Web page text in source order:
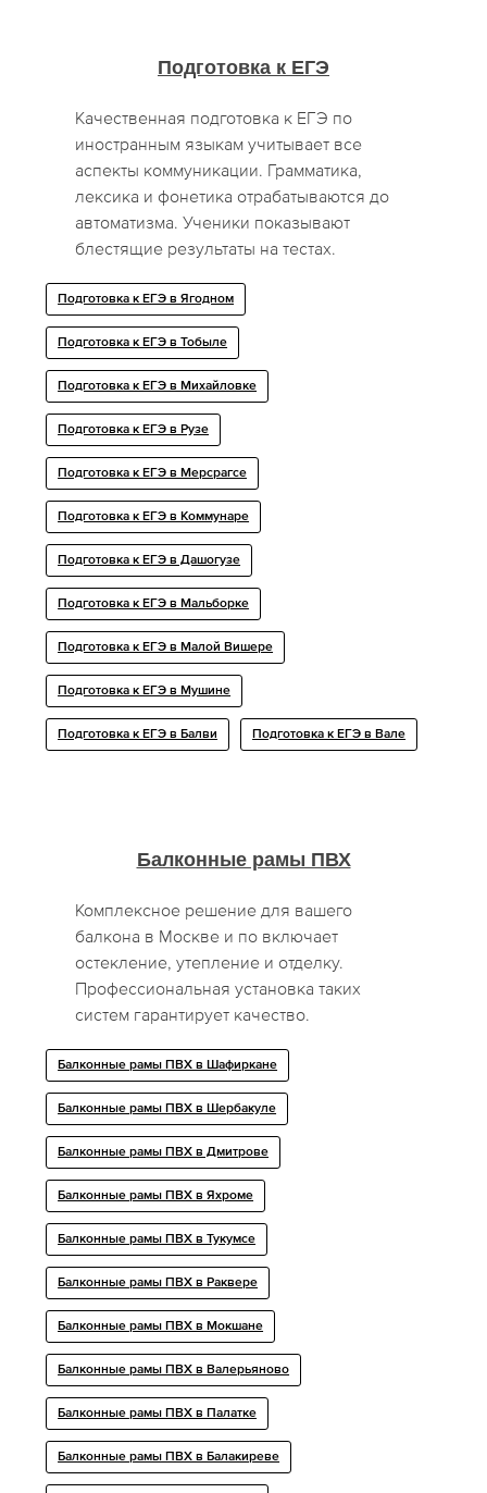
Подготовка к ЕГЭ
Качественная подготовка к ЕГЭ по
иностранным языкам учитывает все
аспекты коммуникации. Грамматика,
лексика и фонетика отрабатываются до
автоматизма. Ученики показывают
блестящие результаты на тестах.
Подготовка к ЕГЭ в Ягодном
Подготовка к ЕГЭ в Тобыле
Подготовка к ЕГЭ в Михайловке
Подготовка к ЕГЭ в Рузе
Подготовка к ЕГЭ в Мерсрагсе
Подготовка к ЕГЭ в Коммунаре
Подготовка к ЕГЭ в Дашогузе
Подготовка к ЕГЭ в Мальборке
Подготовка к ЕГЭ в Малой Вишере
Подготовка к ЕГЭ в Мушине
Подготовка к ЕГЭ в Балви Подготовка к ЕГЭ в Вале
Балконные рамы ПВХ
Комплексное решение для вашего
балкона в Москве и по включает
остекление, утепление и отделку.
Профессиональная установка таких
систем гарантирует качество.
Балконные рамы ПВХ в Шафиркане
Балконные рамы ПВХ в Шербакуле
Балконные рамы ПВХ в Дмитрове
Балконные рамы ПВХ в Яхроме
Балконные рамы ПВХ в Тукумсе
Балконные рамы ПВХ в Раквере
Балконные рамы ПВХ в Мокшане
Балконные рамы ПВХ в Валерьяново
Балконные рамы ПВХ в Палатке
Балконные рамы ПВХ в Балакиреве